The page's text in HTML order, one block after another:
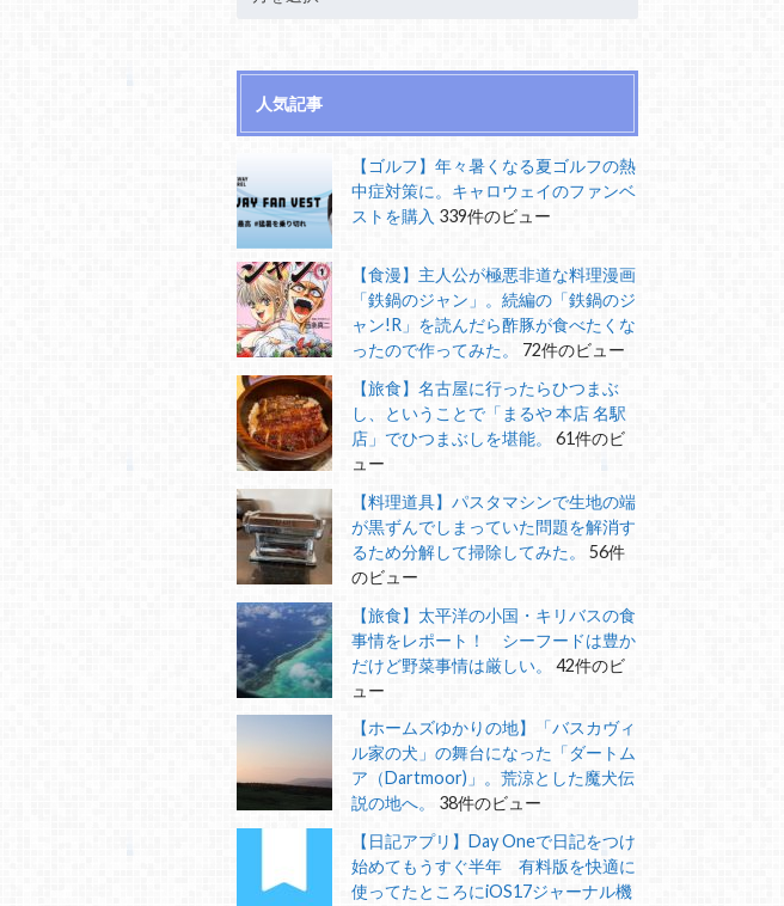
人気記事
【ゴルフ】年々暑くなる夏ゴルフの熱
中症対策に。キャロウェイのファンベ
ストを購入 339件のビュー
【食漫】主人公が極悪非道な料理漫画
「鉄鍋のジャン」。続編の「鉄鍋のジ
ャン!R」を読んだら酢豚が食べたくな
ったので作ってみた。
72件のビュー
【旅食】名古屋に行ったらひつまぶ
し、ということで「まるや 本店 名駅
店」でひつまぶしを堪能。
61件のビ
ュー
【料理道具】パスタマシンで生地の端
が黒ずんでしまっていた問題を解消す
るため分解して掃除してみた。
56件
のビュー
【旅食】太平洋の小国・キリバスの食
事情をレポート！ シーフードは豊か
だけど野菜事情は厳しい。
42件のビ
ュー
【ホームズゆかりの地】「バスカヴィ
ル家の犬」の舞台になった「ダートム
ア（Dartmoor)」。荒涼とした魔犬伝
説の地へ。
38件のビュー
【日記アプリ】Day Oneで日記をつけ
始めてもうすぐ半年 有料版を快適に
使ってたところにiOS17ジャーナル機